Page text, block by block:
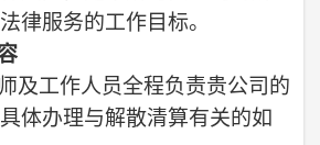
律服务的工作目标。
工作人员全程负责贵公司的
体办理与解散清算有关的如